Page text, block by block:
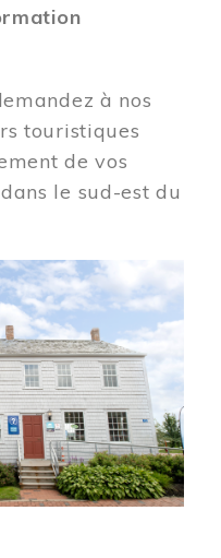
à nos
touristiques
de vos
le sud-est du